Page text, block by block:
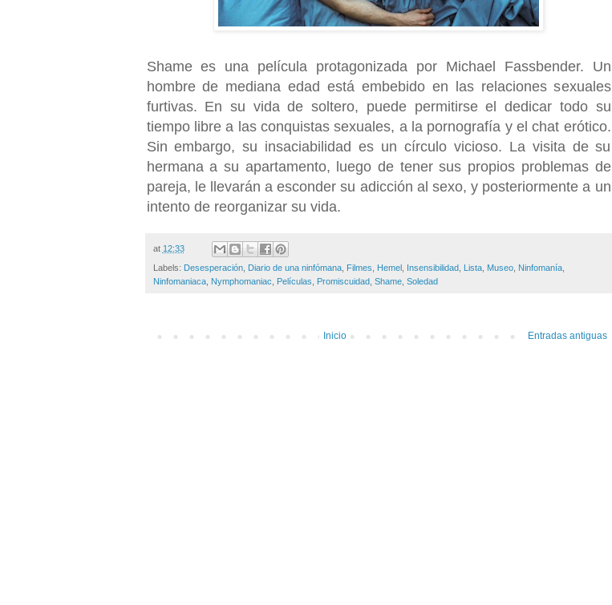
Shame es una película protagonizada por Michael Fassbender. Un
hombre de mediana edad está embebido en las relaciones sexuales
furtivas. En su vida de soltero, puede permitirse el dedicar todo su
tiempo libre a las conquistas sexuales, a la pornografía y el chat erótico.
Sin embargo, su insaciabilidad es un círculo vicioso. La visita de su
hermana a su apartamento, luego de tener sus propios problemas de
pareja, le llevarán a esconder su adicción al sexo, y posteriormente a un
intento de reorganizar su vida.
at 12:33
Labels: Desesperación, Diario de una ninfómana, Filmes Hemel Insensibilidad Lista, Museo, Ninfomanía,
Ninfomaniaca, Nymphomaniac Películas Promiscuidad Shame, Soledad
Entradas antiguas
Inicio